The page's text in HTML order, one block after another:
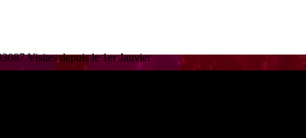
Visites depuis le 1er Janvier